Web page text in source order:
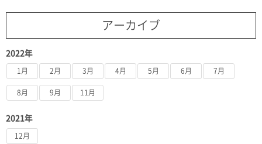
アーカイブ
2022年
1月 2月 3月 4月 5月 6月 7月
8月 9月 11月
2021年
12月